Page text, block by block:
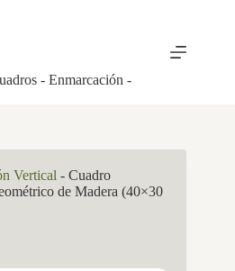
- Enmarcación -
Vertical - Cuadro
de Madera (40×30